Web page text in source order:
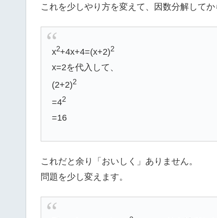
これを少しやり方を変えて、因数分解して
x2+4x+4=(x+2)2
x=2を代入して、
(2+2)2
=42
=16
これだと余り「おいしく」ありません。
問題を少し変えます。